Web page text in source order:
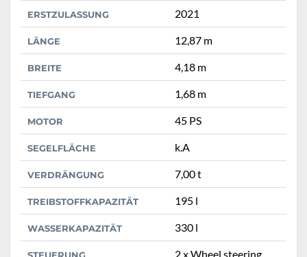
ERSTZULASSUNG 2021
LÄNGE 12,87 m
BREITE 4,18 m
TIEFGANG 1,68 m
MOTOR 45 PS
SEGELFLÄCHE k.A
VERDRÄNGUNG 7,00 t
TREIBSTOFFKAPAZITÄT 195 l
WASSERKAPAZITÄT 330 l
STEUERUNG 2 x Wheel steering